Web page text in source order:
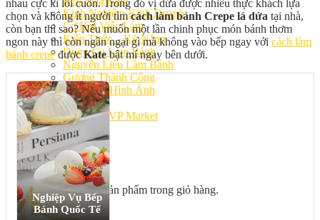
Kinh Nghiệm Kinh Doanh
Cơ Hội Việc Làm
Kiến Thức – Kỹ Năng
Dụng Cụ Làm Bánh
Nguyên Liệu Làm Bánh
Gương Thành Công
Thư Viện Hình Ảnh
Hỏi Đáp
Siêu thị ĐVP Market
Việc Làm
Chưa có sản phẩm trong giỏ hàng.
nhau cực kì lôi cuốn. Trong đó vị dứa được nhiều thực khách lựa
chọn và không ít người tìmcách làm bánh Crepe lá dứa tại nhà,
còn bạn thì sao? Nếu muốn một lần chinh phục món bánh thơm
ngon này thì còn ngần ngại gì mà không vào bếp ngay với cách làm
bánh crepeđượcKatebật mí ngay bên dưới.
Nghiệp Vụ Bếp
Bánh Quốc Tế